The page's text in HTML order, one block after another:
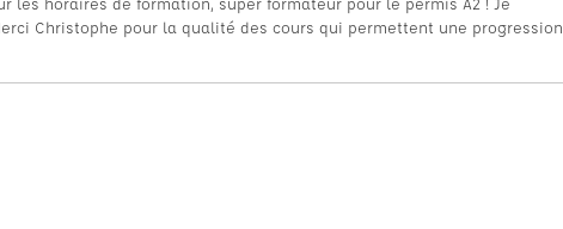
Christophe pour la qualité des cours qui permettent une progression